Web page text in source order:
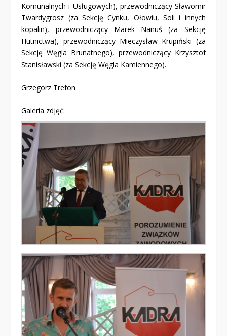
Komunalnych i Usługowych), przewodniczący Sławomir
Twardygrosz (za Sekcję Cynku, Ołowiu, Soli i innych
kopalin), przewodniczący Marek Nanuś (za Sekcję
Hutnictwa), przewodniczący Mieczysław Krupiński (za
Sekcję Węgla Brunatnego), przewodniczący Krzysztof
Stanisławski (za Sekcję Węgla Kamiennego).
Grzegorz Trefon
Galeria zdjęć: